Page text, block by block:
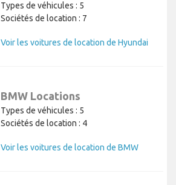
Types de véhicules : 5
Sociétés de location : 7
Voir les voitures de location de Hyundai
BMW Locations
Types de véhicules : 5
Sociétés de location : 4
Voir les voitures de location de BMW